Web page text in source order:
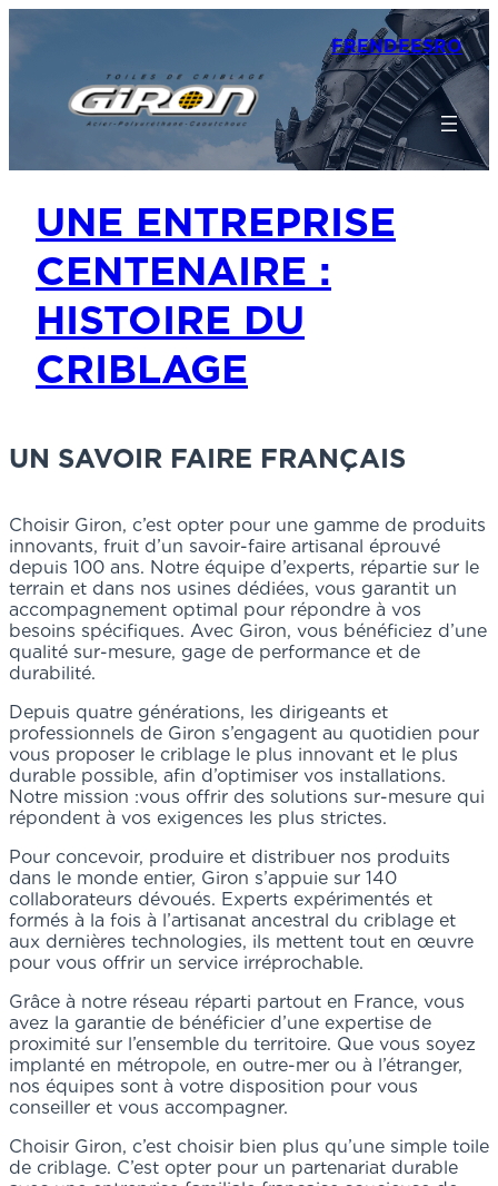
FRENDEESRO
UNE ENTREPRISE
CENTENAIRE :
HISTOIRE DU
CRIBLAGE
UN SAVOIR FAIRE FRANÇAIS
Choisir Giron, c’est opter pour une gamme de produits
innovants, fruit d’un savoir-faire artisanal éprouvé
depuis 100 ans. Notre équipe d’experts, répartie sur le
terrain et dans nos usines dédiées, vous garantit un
accompagnement optimal pour répondre à vos
besoins spécifiques. Avec Giron, vous bénéficiez d’une
qualité sur-mesure, gage de performance et de
durabilité.
Depuis quatre générations, les dirigeants et
professionnels de Giron s’engagent au quotidien pour
vous proposer le criblage le plus innovant et le plus
durable possible, afin d’optimiser vos installations.
Notre mission :vous offrir des solutions sur-mesure qui
répondent à vos exigences les plus strictes.
Pour concevoir, produire et distribuer nos produits
dans le monde entier, Giron s’appuie sur 140
collaborateurs dévoués. Experts expérimentés et
formés à la fois à l’artisanat ancestral du criblage et
aux dernières technologies, ils mettent tout en œuvre
pour vous offrir un service irréprochable.
Grâce à notre réseau réparti partout en France, vous
avez la garantie de bénéficier d’une expertise de
proximité sur l’ensemble du territoire. Que vous soyez
implanté en métropole, en outre-mer ou à l’étranger,
nos équipes sont à votre disposition pour vous
conseiller et vous accompagner.
Choisir Giron, c’est choisir bien plus qu’une simple toile
de criblage. C’est opter pour un partenariat durable